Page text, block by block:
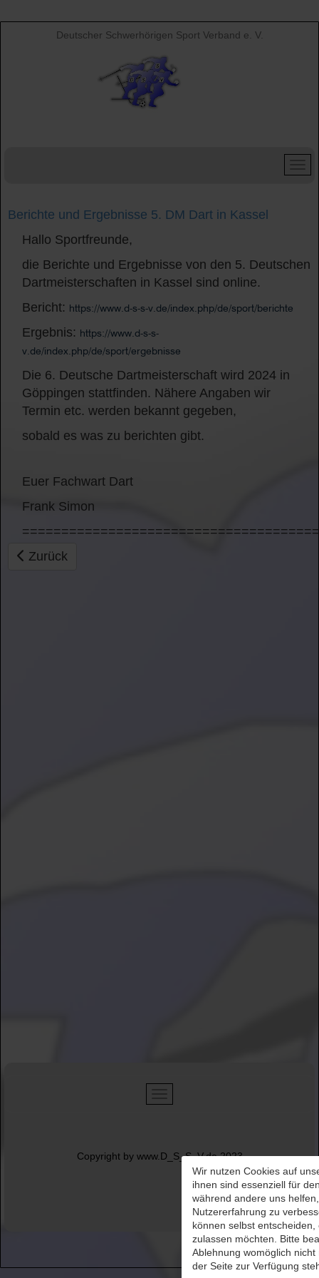
Deutscher Schwerhörigen Sport Verband e. V.
Berichte und Ergebnisse 5. DM Dart in Kassel
Hallo Sportfreunde,
die Berichte und Ergebnisse von den 5. Deutschen
Dartmeisterschaften in Kassel sind online.
Bericht: https://www.d-s-s-v.de/index.php/de/sport/berichte
Ergebnis: https://www.d-s-s-
v.de/index.php/de/sport/ergebnisse
Die 6. Deutsche Dartmeisterschaft wird 2024 in
Göppingen stattfinden. Nähere Angaben wir
Termin etc. werden bekannt gegeben,
sobald es was zu berichten gibt.
Euer Fachwart Dart
Frank Simon
Vorheriger Beitrag: E-Dart Titel geht nach Vaihingen
Zurück
Copyright by www.D_S_S_V.de 2023
Wir nutzen Cookies auf
ihnen sind essenziell für
während andere uns
Nutzererfahrung zu
können selbst entscheiden,
zulassen möchten. Bitte
Ablehnung womöglich
der Seite zur Verfügung